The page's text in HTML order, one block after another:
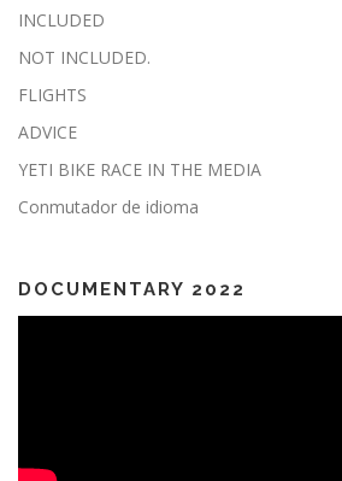
INCLUDED
NOT INCLUDED.
FLIGHTS
ADVICE
YETI BIKE RACE IN THE MEDIA
Conmutador de idioma
DOCUMENTARY 2022